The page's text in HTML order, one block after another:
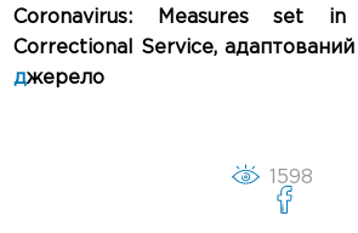
Coronavirus: Measures set
Correctional Service,
джерело
1598